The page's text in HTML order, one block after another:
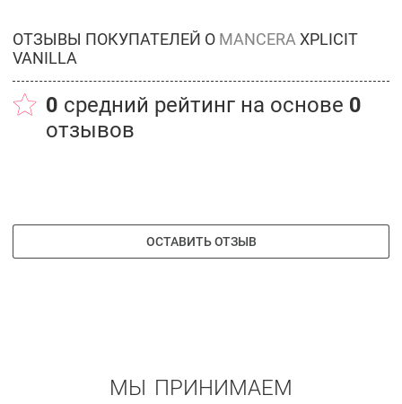
ОТЗЫВЫ ПОКУПАТЕЛЕЙ О MANCERA XPLICIT
VANILLA
0 средний рейтинг на основе 0
отзывов
ОСТАВИТЬ ОТЗЫВ
МЫ ПРИНИМАЕМ